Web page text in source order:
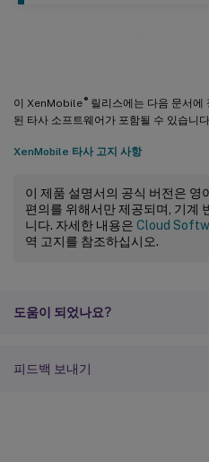
이 XenMobile ®릴리스에는 다음 문서에
된 타사 소프트웨어가 포함될 수 있습니다.
XenMobile 타사 고지 사항
이 제품 설명서의 공식 버전은 영
편의를 위해서만 제공되며, 기계
니다. 자세한 내용은 Cloud
역 고지를 참조하십시오.
도움이 되었나요?
피드백 보내기